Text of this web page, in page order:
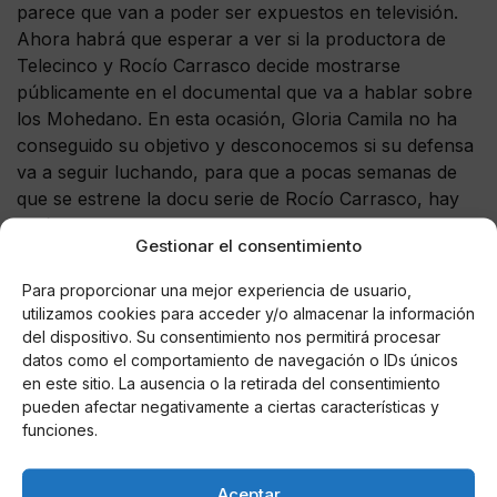
Gestionar el consentimiento
Para proporcionar una mejor experiencia de usuario,
utilizamos cookies para acceder y/o almacenar la información
del dispositivo. Su consentimiento nos permitirá procesar
datos como el comportamiento de navegación o IDs únicos
en este sitio. La ausencia o la retirada del consentimiento
pueden afectar negativamente a ciertas características y
funciones.
parece que van a poder ser expuestos en televisión.
Ahora habrá que esperar a ver si la productora de
Telecinco y Rocío Carrasco decide mostrarse
públicamente en el documental que va a hablar sobre
los Mohedano. En esta ocasión, Gloria Camila no ha
conseguido su objetivo y desconocemos si su defensa
va a seguir luchando, para que a pocas semanas de
que se estrene la docu serie de Rocío Carrasco, hay
algún modo de impedir que los documentos privados
de su madre que con tanto celo guardaba, vean la luz.
AUTOR